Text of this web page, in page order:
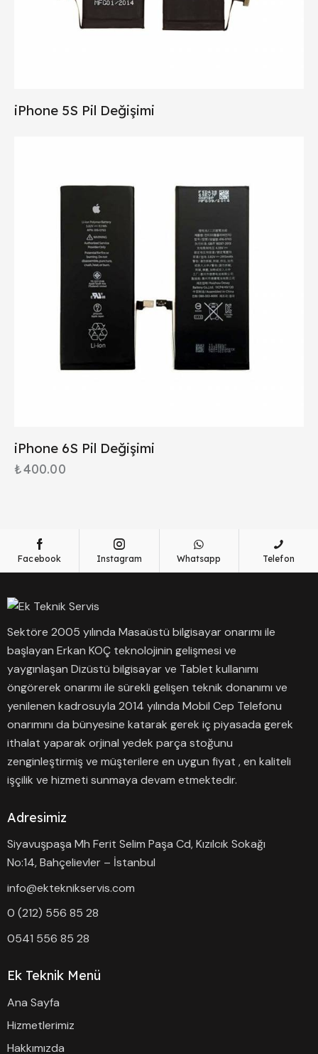
iPhone 5S Pil Değişimi
iPhone 6S Pil Değişimi
₺400.00
Facebook Instagram Whatsapp Telefon
Sektöre 2005 yılında Masaüstü bilgisayar onarımı ile
başlayan Erkan KOÇ teknolojinin gelişmesi ve
yaygınlaşan Dizüstü bilgisayar ve Tablet kullanımı
öngörerek onarımı ile sürekli gelişen teknik donanımı ve
yenilenen kadrosuyla 2014 yılında Mobil Cep Telefonu
onarımını da bünyesine katarak gerek iç piyasada gerek
ithalat yaparak orjinal yedek parça stoğunu
zenginleştirmiş ve müşterilere en uygun fiyat , en kaliteli
işçilik ve hizmeti sunmaya devam etmektedir.
Adresimiz
Siyavuşpaşa Mh Ferit Selim Paşa Cd, Kızılcık Sokağı
No:14, Bahçelievler – İstanbul
info@ekteknikservis.com
0 (212) 556 85 28
0541 556 85 28
Ek Teknik Menü
Ana Sayfa
Hizmetlerimiz
Hakkımızda